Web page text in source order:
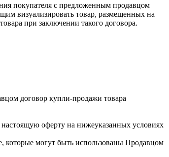
покупателя с предложенным продавцом
визуализировать товар, размещенных на
при заключении такого договора.
договор купли-продажи товара
оферту на нижеуказанных условиях
которые могут быть использованы Продавцом